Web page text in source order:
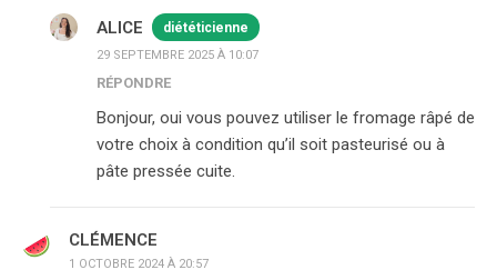
ALICE diététicienne
29 SEPTEMBRE 2025 À 10:07
RÉPONDRE
Bonjour, oui vous pouvez utiliser le fromage râpé de
votre choix à condition qu’il soit pasteurisé ou à
pâte pressée cuite.
CLÉMENCE
1 OCTOBRE 2024 À 20:57